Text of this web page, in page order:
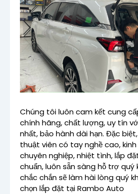
Chúng tôi luôn cam kết cung
chính hãng, chất lượng, uy tín
nhất, bảo hành dài hạn. Đặc
thuật viên có tay nghề cao,
chuyên nghiệp, nhiệt tình, lắp
chuẩn, luôn sẵn sàng hỗ trợ
chắc chắn sẽ làm hài lòng quý
chọn lắp đặt tại Rambo Auto